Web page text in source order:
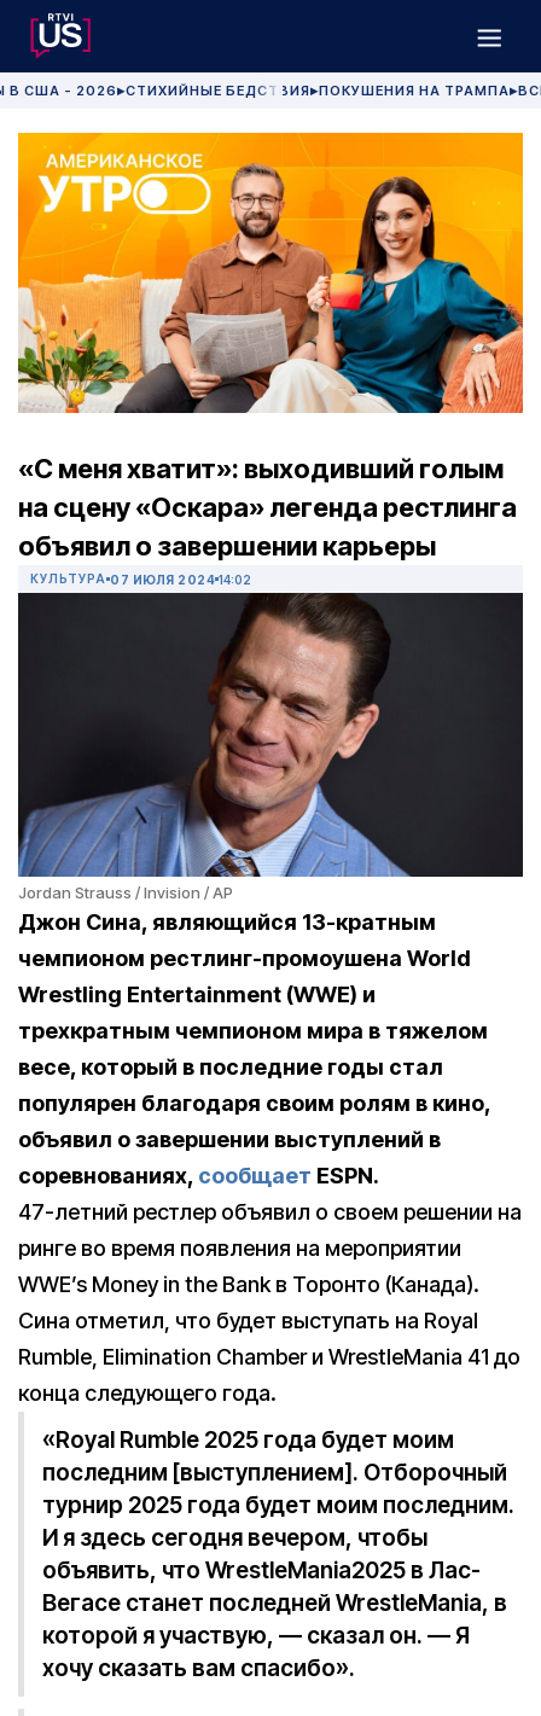
В США - 2026 ▶СТИХИЙНЫЕ БЕДСТВИЯ▶ПОКУШЕНИЯ НА ТРАМПА▶
«С меня хватит»: выходивший голым
на сцену «Оскара» легенда рестлинга
объявил о завершении карьеры
КУЛЬТУРА 07 ИЮЛЯ 2024 14:02
Jordan Strauss / Invision / AP
Джон Сина, являющийся 13-кратным
чемпионом рестлинг-промоушена World
Wrestling Entertainment (WWE) и
трехкратным чемпионом мира в тяжелом
весе, который в последние годы стал
популярен благодаря своим ролям в кино,
объявил о завершении выступлений в
соревнованиях, сообщает ESPN.
47-летний рестлер объявил о своем решении на
ринге во время появления на мероприятии
WWE’s Money in the Bank в Торонто (Канада).
Сина отметил, что будет выступать на Royal
Rumble, Elimination Chamber и WrestleMania 41 до
конца следующего года.
«Royal Rumble 2025 года будет моим
последним [выступлением]. Отборочный
турнир 2025 года будет моим последним.
И я здесь сегодня вечером, чтобы
объявить, что WrestleMania2025 в Лас-
Вегасе станет последней WrestleMania, в
которой я участвую, — сказал он. — Я
хочу сказать вам спасибо».